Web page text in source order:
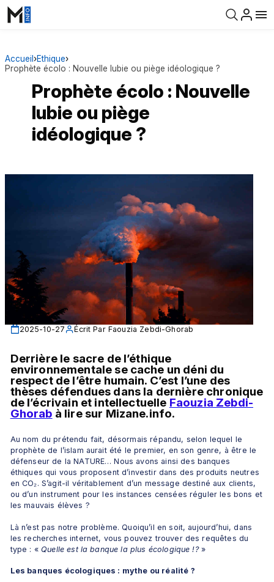
Accueil ›Ethique›
Prophète écolo : Nouvelle lubie ou piège idéologique ?
Prophète écolo : Nouvelle
lubie ou piège
idéologique ?
2025-10-27 Écrit Par Faouzia Zebdi-Ghorab
Derrière le sacre de l’éthique
environnementale se cache un déni du
respect de l’être humain. C’est l’une des
thèses défendues dans la dernière chronique
de l’écrivain et intellectuelle Faouzia Zebdi-
Ghorab à lire sur Mizane.info.
Au nom du prétendu fait, désormais répandu, selon lequel le
prophète de l’islam aurait été le premier, en son genre, à être le
défenseur de la NATURE… Nous avons ainsi des banques
éthiques qui vous proposent d’investir dans des produits neutres
en CO₂. S’agit-il véritablement d’un message destiné aux clients,
ou d’un instrument pour les instances censées réguler les bons et
les mauvais élèves ?
Là n’est pas notre problème. Quoiqu’il en soit, aujourd’hui, dans
les recherches internet, vous pouvez trouver des requêtes du
type : « Quelle est la banque la plus écologique !? »
Les banques écologiques : mythe ou réalité ?